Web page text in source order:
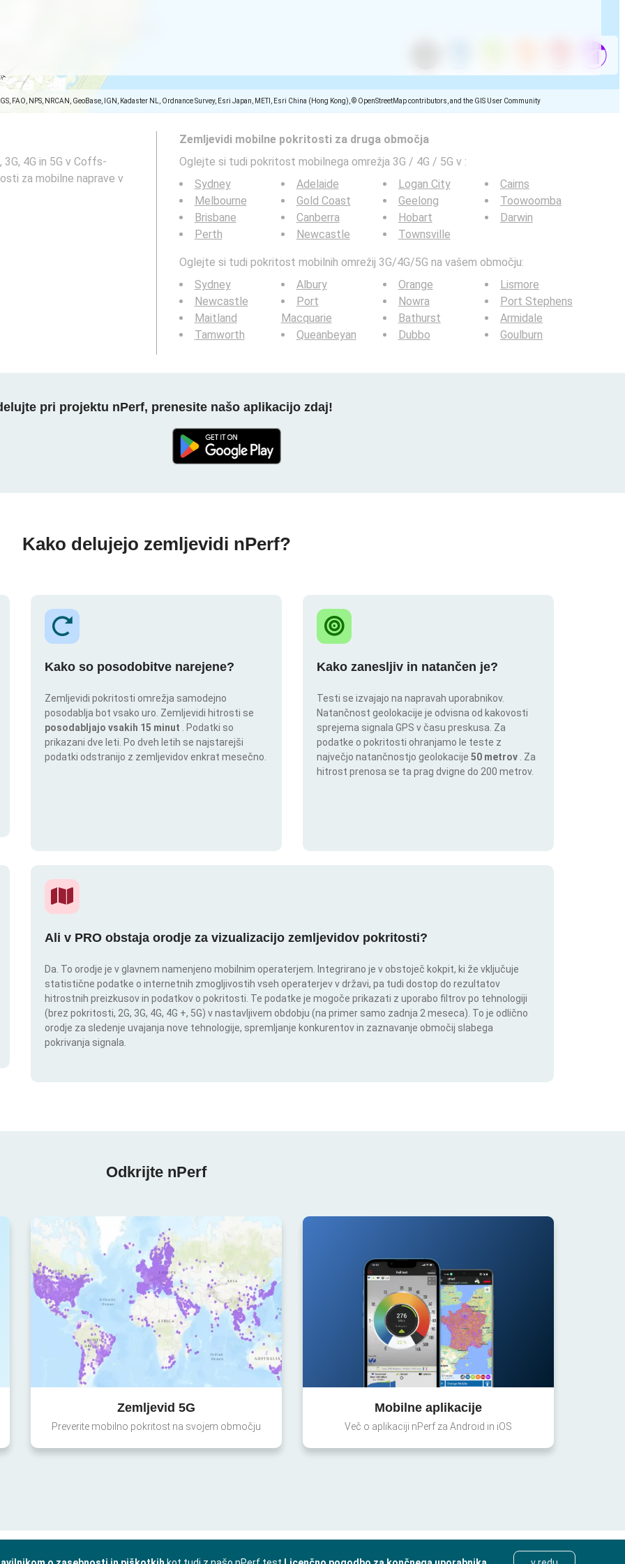
FAO, NPS, NRCAN, GeoBase, IGN, Kadaster NL, Ordnance Survey, Esri Japan, METI, Esri China (Hong Kong), © OpenStreetMap contributors, and the GIS User Community
4G in 5G v Coffs-
za mobilne naprave v
Zemljevidi mobilne pokritosti za druga območja
Oglejte si tudi pokritost mobilnega omrežja 3G / 4G / 5G v :
Sydney
Melbourne
Brisbane
Perth
Adelaide
Gold Coast
Canberra
Newcastle
Logan City
Geelong
Hobart
Townsville
Cairns
Toowoomba
Darwin
Oglejte si tudi pokritost mobilnih omrežij 3G/4G/5G na vašem območju:
Sydney
Newcastle
Maitland
Tamworth
Albury
Port
Macquarie
Queanbeyan
Orange
Nowra
Bathurst
Dubbo
Lismore
Port Stephens
Armidale
Goulburn
pri projektu nPerf, prenesite našo aplikacijo zdaj!
Kako delujejo zemljevidi nPerf?
Kako so posodobitve narejene?
Zemljevidi pokritosti omrežja samodejno
posodablja bot vsako uro. Zemljevidi hitrosti se
posodabljajo vsakih 15 minut
. Podatki so
prikazani dve leti. Po dveh letih se najstarejši
podatki odstranijo z zemljevidov enkrat mesečno.
Kako zanesljiv in natančen je?
Testi se izvajajo na napravah uporabnikov.
Natančnost geolokacije je odvisna od kakovosti
sprejema signala GPS v času preskusa. Za
podatke o pokritosti ohranjamo le teste z
največjo natančnostjo geolokacije 50 metrov
. Za
hitrost prenosa se ta prag dvigne do 200 metrov.
Ali v PRO obstaja orodje za vizualizacijo zemljevidov pokritosti?
Da. To orodje je v glavnem namenjeno mobilnim operaterjem. Integrirano je v obstoječ kokpit, ki že vključuje
statistične podatke o internetnih zmogljivostih vseh operaterjev v državi, pa tudi dostop do rezultatov
hitrostnih preizkusov in podatkov o pokritosti. Te podatke je mogoče prikazati z uporabo filtrov po tehnologiji
(brez pokritosti, 2G, 3G, 4G, 4G +, 5G) v nastavljivem obdobju (na primer samo zadnja 2 meseca). To je odlično
orodje za sledenje uvajanja nove tehnologije, spremljanje konkurentov in zaznavanje območij slabega
pokrivanja signala.
Odkrijte nPerf
Zemljevid 5G
Preverite mobilno pokritost na svojem območju
Mobilne aplikacije
Več o aplikaciji nPerf za Android in iOS